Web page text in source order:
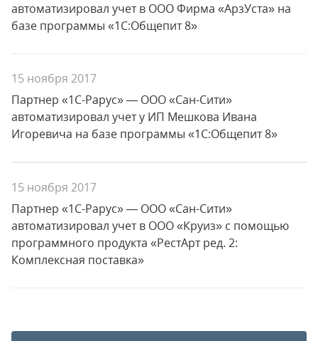
автоматизировал учет в ООО Фирма «АрзУста» на
базе программы «1С:Общепит 8»
15 ноября 2017
Партнер «1С-Рарус» — ООО «Сан-Сити»
автоматизировал учет у ИП Мешкова Ивана
Игоревича на базе программы «1С:Общепит 8»
15 ноября 2017
Партнер «1С-Рарус» — ООО «Сан-Сити»
автоматизировал учет в ООО «Круиз» с помощью
программного продукта «РестАрт ред. 2:
Комплексная поставка»